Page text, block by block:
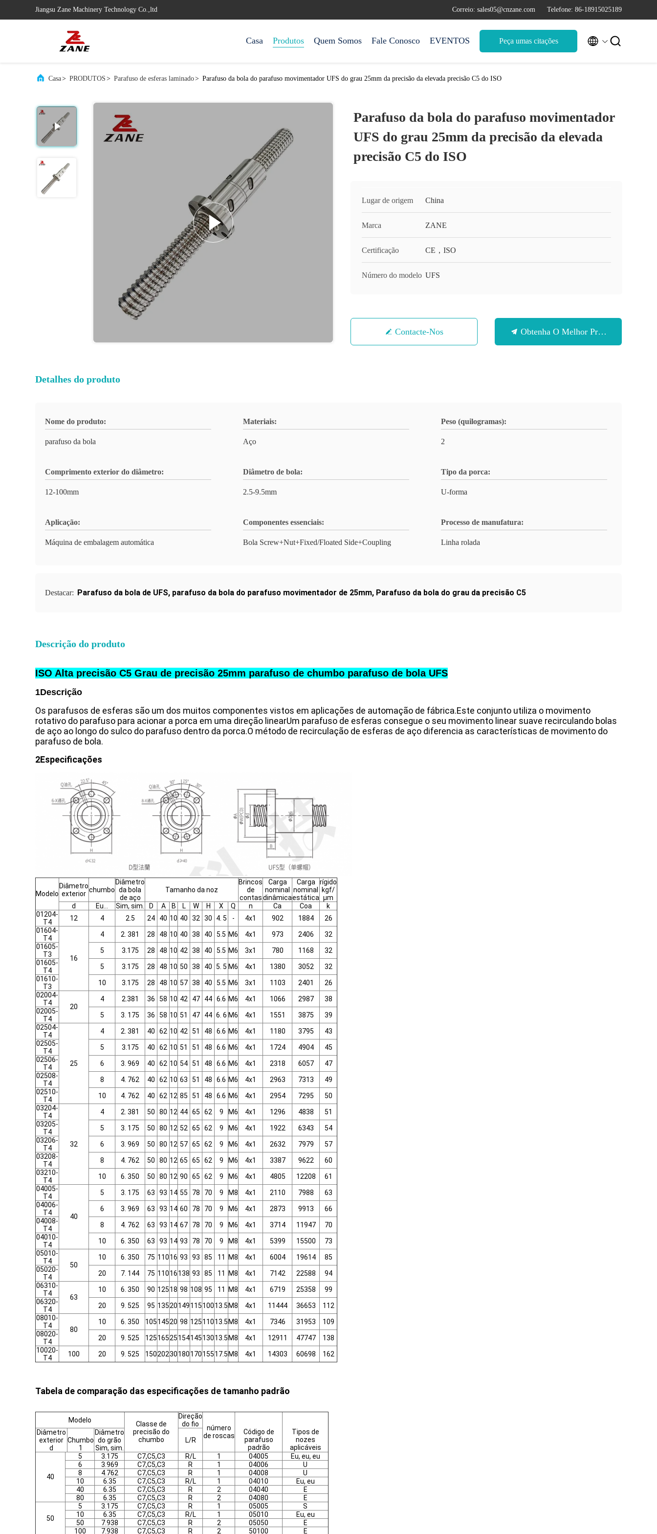
Jiangsu Zane Machinery Technology Co.,ltd Correio: sales05@cnzane.com Telefone: 86-18915025189
Casa Produtos Quem Somos Fale Conosco EVENTOS Peça umas citações  
Casa> PRODUTOS > Parafuso de esferas laminado> Parafuso da bola do parafuso movimentador UFS do grau 25mm da precisão da elevada precisão C5 do ISO
Parafuso da bola do parafuso movimentador
UFS do grau 25mm da precisão da elevada
precisão C5 do ISO
Lugar de origem China
Marca ZANE
Certificação CE，ISO
Número do modelo UFS
Contacte-Nos Obtenha O Melhor Preço
Detalhes do produto
Nome do produto:
parafuso da bola
Materiais:
Aço
Peso (quilogramas):
2
Comprimento exterior do diâmetro:
12-100mm
Diâmetro de bola:
2.5-9.5mm
Tipo da porca:
U-forma
Aplicação:
Máquina de embalagem automática
Componentes essenciais:
Bola Screw+Nut+Fixed/Floated Side+Coupling
Processo de manufatura:
Linha rolada
Destacar: Parafuso da bola de UFS, parafuso da bola do parafuso movimentador de 25mm, Parafuso da bola do grau da precisão C5
Descrição do produto
ISO Alta precisão C5 Grau de precisão 25mm parafuso de chumbo parafuso de bola UFS
1Descrição
Os parafusos de esferas são um dos muitos componentes vistos em aplicações de automação de fábrica.Este conjunto utiliza o movimento
rotativo do parafuso para acionar a porca em uma direção linearUm parafuso de esferas consegue o seu movimento linear suave recirculando bolas
de aço ao longo do sulco do parafuso dentro da porca.O método de recirculação de esferas de aço diferencia as características de movimento do
parafuso de bola.
2Especificações
Modelo
Diâmetro
exterior chumbo
Diâmetro
da bola
de aço
Tamanho da noz
Brincos
de
contas
Carga
nominal
dinâmica
Carga
nominal
estática
rígido
kgf/
μm
d
Eu... Sim, sim. D A B L W H X Q n Ca Coa
k
01204-
T4
12 4 2.5 24 40 10 40 32 30 4. 5 - 4x1 902 1884
26
01604-
T4
16
4 2. 381 28 48 10 40 38 40 5.5 M6 4x1 973 2406
32
01605-
T3
5 3.175 28 48 10 42 38 40 5.5 M6 3x1 780 1168
32
01605-
T4
5 3.175 28 48 10 50 38 40 5. 5 M6 4x1 1380 3052
32
01610-
T3
10 3.175 28 48 10 57 38 40 5.5 M6 3x1 1103 2401
26
02004-
T4
20
4 2.381 36 58 10 42 47 44 6.6 M6 4x1 1066 2987
38
02005-
T4
5 3. 175 36 58 10 51 47 44 6. 6 M6 4x1 1551 3875
39
02504-
T4
25
4 2. 381 40 62 10 42 51 48 6.6 M6 4x1 1180 3795
43
02505-
T4
5 3.175 40 62 10 51 51 48 6.6 M6 4x1 1724 4904
45
02506-
T4
6 3. 969 40 62 10 54 51 48 6.6 M6 4x1 2318 6057
47
02508-
T4
8 4. 762 40 62 10 63 51 48 6.6 M6 4x1 2963 7313
49
02510-
T4
10 4. 762 40 62 12 85 51 48 6.6 M6 4x1 2954 7295
50
03204-
T4
32
4 2. 381 50 80 12 44 65 62 9 M6 4x1 1296 4838
51
03205-
T4
5 3. 175 50 80 12 52 65 62 9 M6 4x1 1922 6343
54
03206-
T4
6 3. 969 50 80 12 57 65 62 9 M6 4x1 2632 7979
57
03208-
T4
8 4. 762 50 80 12 65 65 62 9 M6 4x1 3387 9622
60
03210-
T4
10 6. 350 50 80 12 90 65 62 9 M6 4x1 4805 12208
61
04005-
T4
40
5 3. 175 63 93 14 55 78 70 9 M8 4x1 2110 7988
63
04006-
T4
6 3. 969 63 93 14 60 78 70 9 M6 4x1 2873 9913
66
04008-
T4
8 4. 762 63 93 14 67 78 70 9 M6 4x1 3714 11947
70
04010-
T4
10 6. 350 63 93 14 93 78 70 9 M8 4x1 5399 15500
73
05010-
T4
50
10 6. 350 75 11016 93 93 85 11 M8 4x1 6004 19614
85
05020-
T4
20 7. 144 75 11016138 93 85 11 M8 4x1 7142 22588
94
06310-
T4
63
10 6. 350 90 12518 98 108 95 11 M8 4x1 6719 25358
99
06320-
T4
20 9. 525 95 1352014911510013.5 M8 4x1 11444 36653
112
08010-
T4
80
10 6. 350 10514520 98 12511013.5 M8 4x1 7346 31953
109
08020-
T4
20 9. 525 1251652515414513013.5 M8 4x1 12911 47747
138
10020-
T4
100 20 9. 525 1502023018017015517.5 M8 4x1 14303 60698 162
Tabela de comparação das especificações de tamanho padrão
Modelo
Classe de
precisão do
chumbo
Direção
do fio
número
de roscas
Código de
parafuso
padrão
Tipos de
nozes
aplicáveis
Diâmetro
exterior
d
Chumbo
1
Diâmetro
do grão
Sim, sim.
L/R
40
5 3.175 C7,C5,C3 R/L 1 04005
Eu, eu, eu
6
3.969 C7,C5,C3 R 1 04006
U
8
4.762 C7,C5,C3 R 1 04008
U
10
6.35 C7,C5,C3 R/L 1 04010
Eu, eu
40
6.35 C7,C5,C3 R 2 04040
E
80
6.35 C7,C5,C3 R 2 04080 E
50
5 3.175 C7,C5,C3 R 1 05005
S
10
6.35 C7,C5,C3 R/L 1 05010
Eu, eu
50
7.938 C7,C5,C3 R 2 05050
E
100
7.938 C7,C5,C3 R 2 50100 E